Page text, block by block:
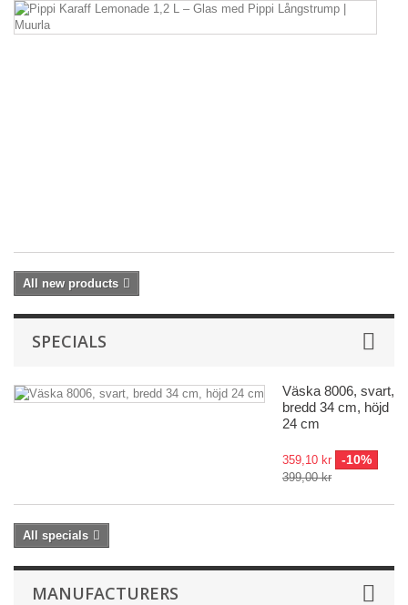
All new products
SPECIALS
Väska 8006, svart,
bredd 34 cm, höjd
24 cm
359,10 kr -10%
399,00 kr
All specials
MANUFACTURERS